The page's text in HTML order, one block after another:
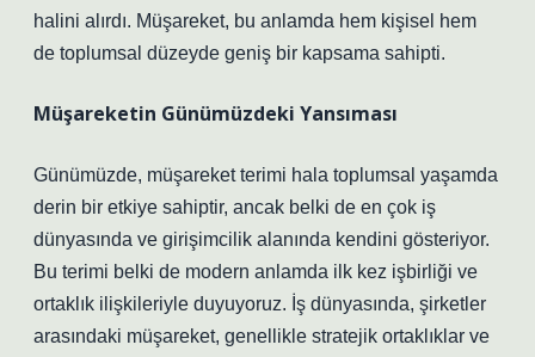
halini alırdı. Müşareket, bu anlamda hem kişisel hem
de toplumsal düzeyde geniş bir kapsama sahipti.
Müşareketin Günümüzdeki Yansıması
Günümüzde, müşareket terimi hala toplumsal yaşamda
derin bir etkiye sahiptir, ancak belki de en çok iş
dünyasında ve girişimcilik alanında kendini gösteriyor.
Bu terimi belki de modern anlamda ilk kez işbirliği ve
ortaklık ilişkileriyle duyuyoruz. İş dünyasında, şirketler
arasındaki müşareket, genellikle stratejik ortaklıklar ve